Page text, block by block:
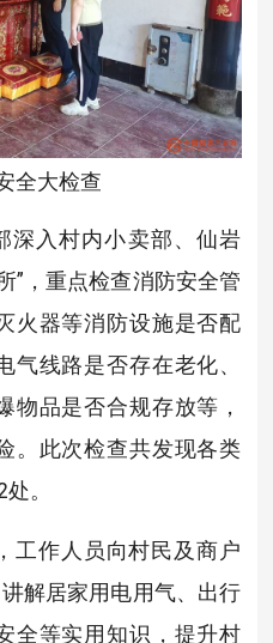
全大检查
深入村内小卖部、仙岩
”，重点检查消防安全管
火器等消防设施是否配
气线路是否存在老化、
物品是否合规存放等，
。此次检查共发现各类
。
工作人员向村民及商户
解居家用电用气、出行
全等实用知识，提升村